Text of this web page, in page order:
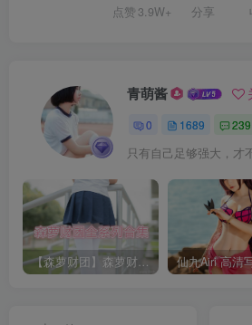
点赞 3.9W+ 分享
青萌酱
0 1689 239
只有自己足够强大，才
【森萝财团】森萝财团系列福利原版无水印合集下载[与本站内容同步更新]